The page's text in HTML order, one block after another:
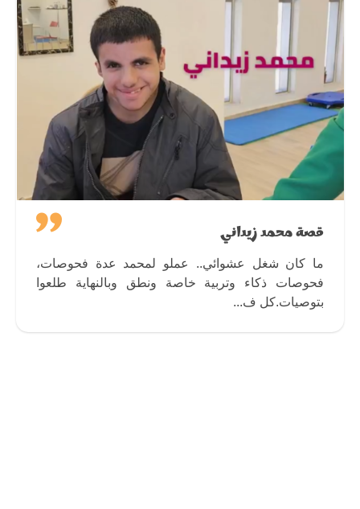
قصة محمد زيداني
ما كان شغل عشوائي.. عملو لمحمد عدة فحوصات،
فحوصات ذكاء وتربية خاصة ونطق وبالنهاية طلعوا
بتوصيات.كل ف...